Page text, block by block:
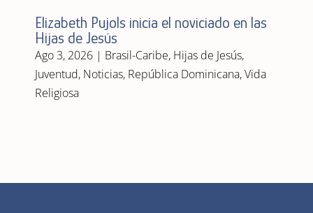
Elizabeth Pujols inicia el noviciado en las
Hijas de Jesús
Ago 3, 2026| Brasil-Caribe, Hijas de Jesús,
Juventud, Noticias, República Dominicana,Vida
Religiosa